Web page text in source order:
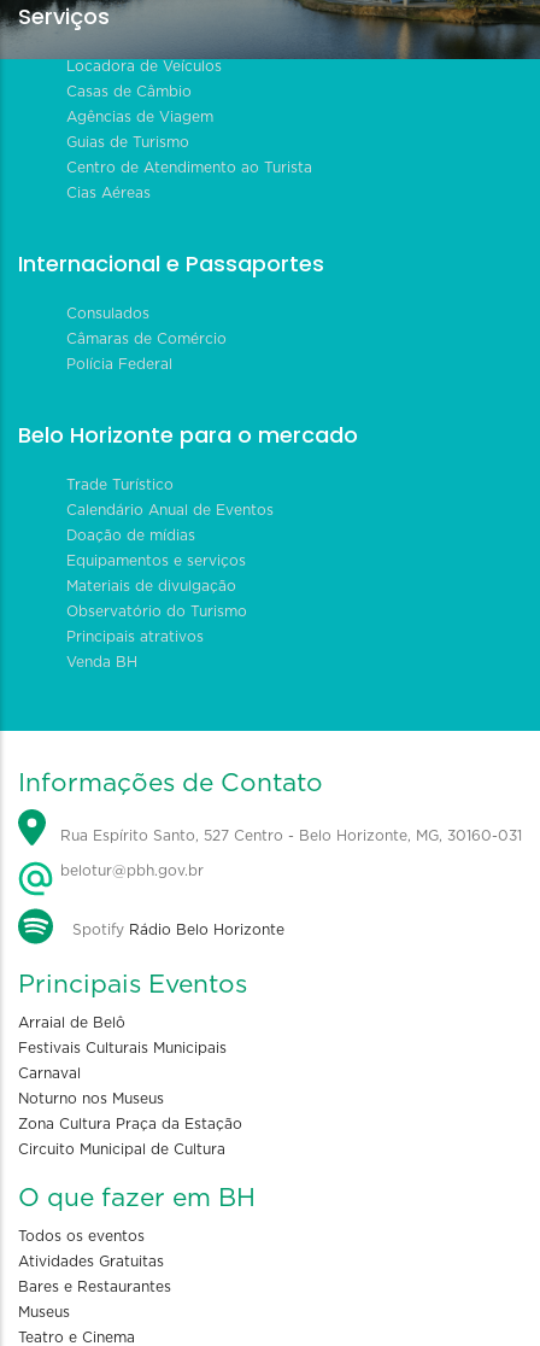
Serviços
Locadora de Veículos
Casas de Câmbio
Agências de Viagem
Guias de Turismo
Centro de Atendimento ao Turista
Cias Aéreas
Internacional e Passaportes
Consulados
Câmaras de Comércio
Polícia Federal
Belo Horizonte para o mercado
Trade Turístico
Calendário Anual de Eventos
Doação de mídias
Equipamentos e serviços
Materiais de divulgação
Observatório do Turismo
Principais atrativos
Venda BH
Informações de Contato
Rua Espírito Santo, 527 Centro - Belo Horizonte, MG, 30160-031
belotur@pbh.gov.br
Spotify Rádio Belo Horizonte
Principais Eventos
Arraial de Belô
Festivais Culturais Municipais
Carnaval
Noturno nos Museus
Zona Cultura Praça da Estação
Circuito Municipal de Cultura
O que fazer em BH
Todos os eventos
Atividades Gratuitas
Bares e Restaurantes
Museus
Teatro e Cinema